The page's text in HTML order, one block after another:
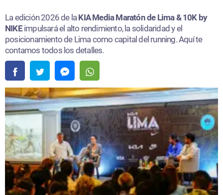
La edición 2026 de la KIA Media Maratón de Lima & 10K by
NIKEimpulsará el alto rendimiento, la solidaridad y el
posicionamiento de Lima como capital del running. Aquí te
contamos todos los detalles.